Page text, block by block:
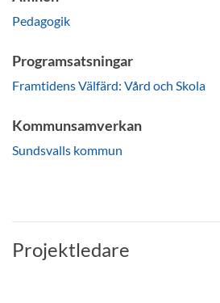
Pedagogik
Programsatsningar
Framtidens Välfärd: Vård och Skola
Kommunsamverkan
Sundsvalls kommun
Projektledare